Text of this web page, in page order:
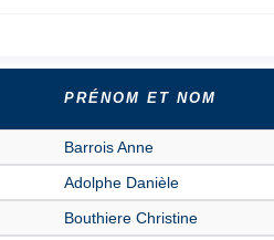
PRÉNOM ET NOM
Barrois Anne
Adolphe Danièle
Bouthiere Christine